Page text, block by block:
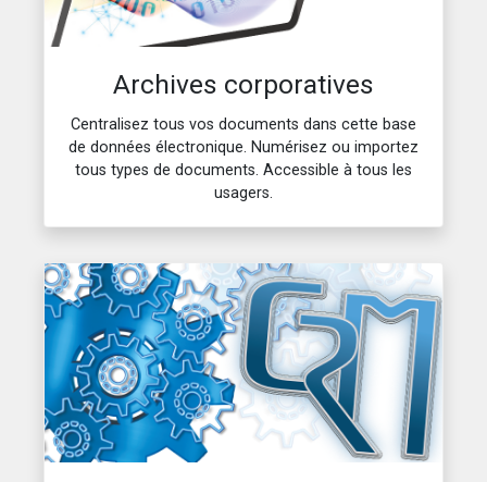
Archives corporatives
Centralisez tous vos documents dans cette base
de données électronique. Numérisez ou importez
tous types de documents. Accessible à tous les
usagers.